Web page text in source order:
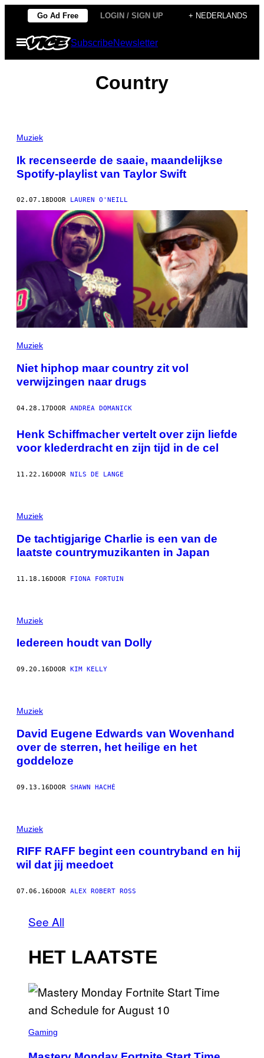
de
Go Ad Free LOGIN / SIGN UP + NEDERLANDS
Open
menu
SubscribeNewsletter
Country
Muziek
Ik recenseerde de saaie, maandelijkse
Spotify-playlist van Taylor Swift
02.07.18DOOR LAUREN O'NEILL
Muziek
Niet hiphop maar country zit vol
verwijzingen naar drugs
04.28.17DOOR ANDREA DOMANICK
Henk Schiffmacher vertelt over zijn liefde
voor klederdracht en zijn tijd in de cel
11.22.16DOOR NILS DE LANGE
Muziek
De tachtigjarige Charlie is een van de
laatste countrymuzikanten in Japan
11.18.16DOOR FIONA FORTUIN
Muziek
Iedereen houdt van Dolly
09.20.16DOOR KIM KELLY
Muziek
David Eugene Edwards van Wovenhand
over de sterren, het heilige en het
goddeloze
09.13.16DOOR SHAWN HACHÉ
Muziek
RIFF RAFF begint een countryband en hij
wil dat jij meedoet
07.06.16DOOR ALEX ROBERT ROSS
See All
HET LAATSTE
C
Gaming